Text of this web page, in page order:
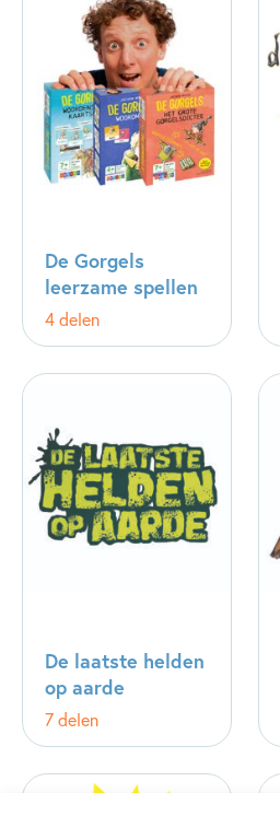
De Gorgels
leerzame spellen
4 delen
De laatste helden
op aarde
7 delen